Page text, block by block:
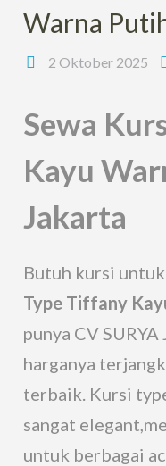
Warna
2 Oktober 2025
Sewa
Kayu
Jakarta
Butuh kursi untuk
Type Tiffany
punya CV SURYA
harganya
terbaik. Kursi
sangat
untuk berbagai